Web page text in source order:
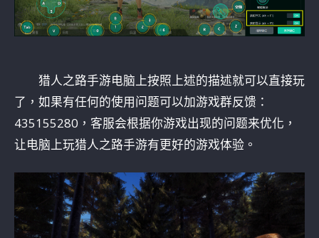
猎人之路手游电脑上按照上述的描述就可以直接玩
了，如果有任何的使用问题可以加游戏群反馈：
435155280，客服会根据你游戏出现的问题来优化，
让电脑上玩猎人之路手游有更好的游戏体验。